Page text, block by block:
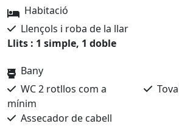
Habitació
Llençols i roba de la llar
Llits : 1 simple, 1 doble
Bany
WC 2 rotllos com a
mínim
Assecador de cabell